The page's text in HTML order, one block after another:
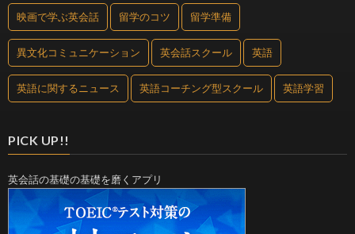
映画で学ぶ英会話 留学のコツ 留学準備
異文化コミュニケーション 英会話スクール 英語
英語に関するニュース 英語コーチング型スクール 英語学習
PICK UP!!
英会話の基礎の基礎を磨くアプリ